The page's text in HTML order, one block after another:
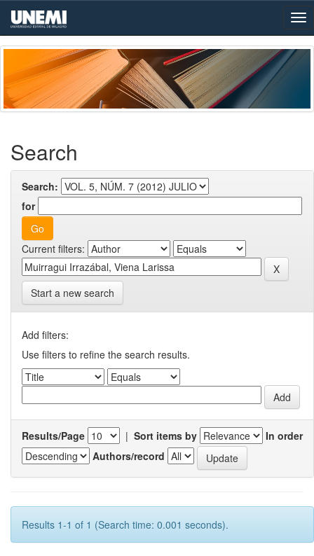
Skip
navigation
Search
Search:
for
Current filters:
Start a new search
Add filters:
Use filters to refine the search results.
Results/Page | Sort items by
In order
Authors/record
Results 1-1 of 1 (Search time: 0.001 seconds).